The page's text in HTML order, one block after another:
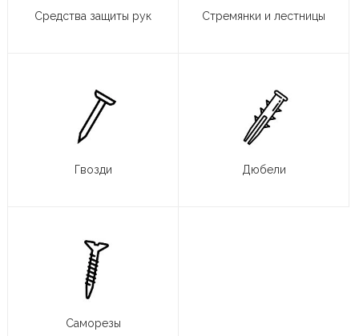
Средства защиты рук Стремянки и лестницы
Гвозди Дюбели
Саморезы